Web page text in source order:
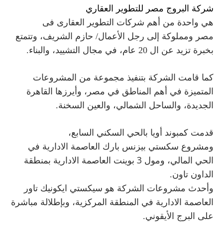
شركة البروج مصر للتطوير العقاري
هي واحدة من أهم شركات التطوير العقارى فى
مصر ومملوكة إلى رجل الأعمال/ حازم الشريف، وتتمتع
بخبرة تزيد عن ال 20 عام، في مجال التشييد، والبناء.
كما قامت الشركة بتنفيذ مجموعة من المشروعات
المتميزة في أهم المناطق في مصر، وأيرزها القاهرة
الجديدة، والساحل الشمالي، والعين السخنة.
قدمت كمبوند أويا بالحي السكني السابع،
ومشروع سكستي بيزنس بارك العاصمة الادارية في
الحي المالي، ومول 3 بوينت العاصمة الادارية
بمنطقة
الداون تاون.
وأحدث مشروعات الشركة هو سيكستي ايكونيك تاور
العاصمة الادارية في المنطقة المركزية، وبإطلالة مباشرة
على البرج الأيقوني.